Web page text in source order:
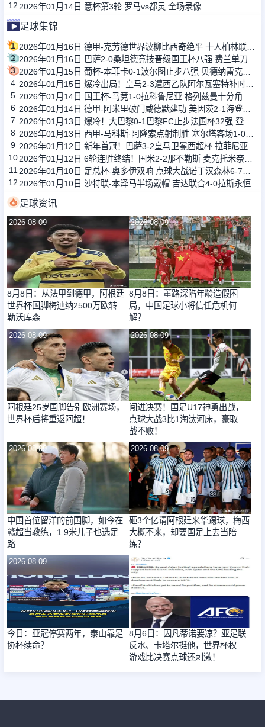
12 2026年01月14日 意杯第3轮 罗马vs都灵 全场录像
足球集锦
1
2
3
4
5
6
7
8
9
10
11
12 2026年01月10日 沙特联-本泽马半场戴帽 吉达联合4-0拉斯永恒
足球资讯
2026-08-09
8月8日：从法甲到德甲，阿根廷
世界杯国脚梅迪纳2500万欧转会
勒沃库森
2026-08-09
8月8日：董路深陷年龄造假困
局，中国足球小将信任危机何
解？
2026-08-09
阿根廷25岁国脚告别欧洲赛场，
世界杯后将重返阿超！
2026-08-09
闯进决赛！国足U17神勇出战，
点球大战3比1淘汰河床，豪取四
战不败！
2026-08-09
中国首位留洋的前国脚，如今在
赣超当教练，1.9米儿子也选足球
路
2026-08-09
砸3个亿请阿根廷来华踢球，梅西
大概不来，却要国足上去当陪
练？
2026-08-09
今日：亚冠停赛两年，泰山靠足
协杯续命？
2026-08-09
8月6日：因凡蒂诺要凉？亚足联
反水、卡塔尔挺他，世界杯权力
游戏比决赛点球还刺激！